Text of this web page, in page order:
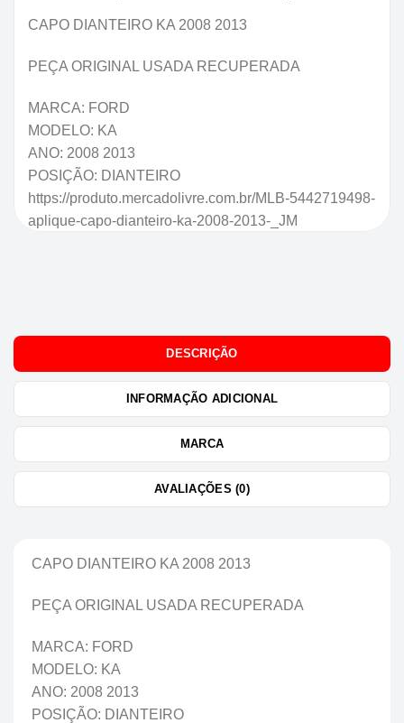
CAPO DIANTEIRO KA 2008 2013
PEÇA ORIGINAL USADA RECUPERADA
MARCA: FORD
MODELO: KA
ANO: 2008 2013
POSIÇÃO: DIANTEIRO
https://produto.mercadolivre.com.br/MLB-5442719498-
aplique-capo-dianteiro-ka-2008-2013-_JM
DESCRIÇÃO
INFORMAÇÃO ADICIONAL
MARCA
AVALIAÇÕES (0)
CAPO DIANTEIRO KA 2008 2013
PEÇA ORIGINAL USADA RECUPERADA
MARCA: FORD
MODELO: KA
ANO: 2008 2013
POSIÇÃO: DIANTEIRO